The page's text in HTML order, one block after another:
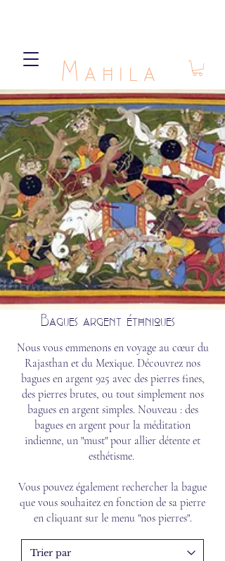
Mahila
Bagues argent éthniques
Nous vous emmenons en voyage au cœur du
Rajasthan et du Mexique. Découvrez nos
bagues en argent 925 avec des pierres fines,
des pierres brutes, ou tout simplement nos
bagues en argent simples. Nouveau : des
bagues en argent pour la méditation
indienne, un "must" pour allier détente et
esthétisme.
Vous pouvez également rechercher la bague
que vous souhaitez en fonction de sa pierre
en cliquant sur le menu "nos pierres".